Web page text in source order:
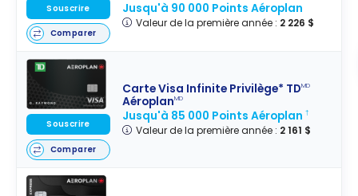
Jusqu'à 90 000 Points Aéroplan
Valeur de la première année : 2 226 $
Souscrire
Comparer
Carte Visa Infinite Privilège* TDMD
AéroplanMD
Jusqu'à 85 000 Points Aéroplan†
Valeur de la première année : 2 161 $
Souscrire
Comparer